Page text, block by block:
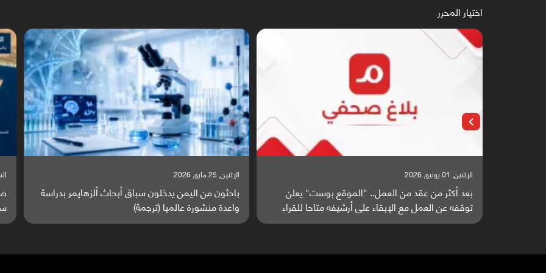
اختيار المحرر
الإثنين, 25 مايو, 2026
باحثون من اليمن يدخلون سباق أبحاث ألزهايمر بدراسة
واعدة منشورة عالميا (ترجمة)
السبت, 23 مايو, 2026
صراع دولي يتصاعد قرب اليمن والبحر الأحمر يتحول إلى
ساحة مواجهة عالمية (ترجمة)